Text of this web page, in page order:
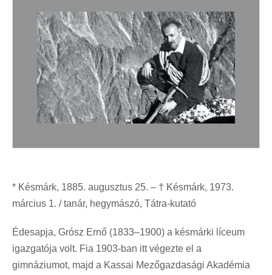
* Késmárk, 1885. augusztus 25. – † Késmárk, 1973.
március 1. / tanár, hegymászó, Tátra-kutató
Édesapja, Grósz Ernő (1833–1900) a késmárki líceum
igazgatója volt. Fia 1903-ban itt végezte el a
gimnáziumot, majd a Kassai Mezőgazdasági Akadémia